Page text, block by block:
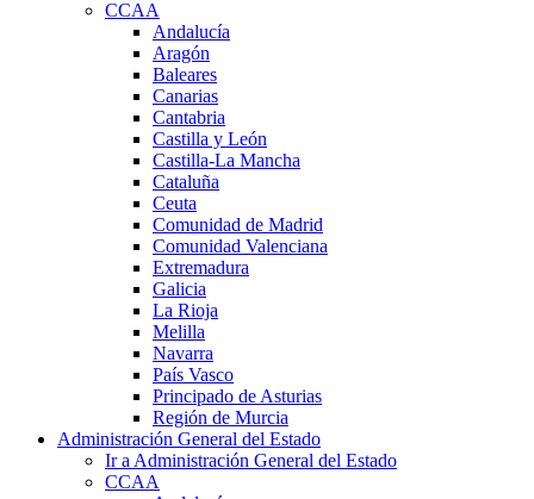
CCAA
Andalucía
Aragón
Baleares
Canarias
Cantabria
Castilla y León
Castilla-La Mancha
Cataluña
Ceuta
Comunidad de Madrid
Comunidad Valenciana
Extremadura
Galicia
La Rioja
Melilla
Navarra
País Vasco
Principado de Asturias
Región de Murcia
Administración General del Estado
Ir a Administración General del Estado
CCAA